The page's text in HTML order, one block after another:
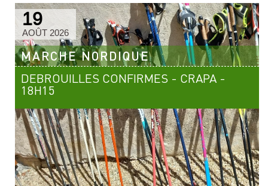
19
AOÛT 2026
MARCHE NORDIQUE
DEBROUILLES CONFIRMES - CRAPA -
18H15